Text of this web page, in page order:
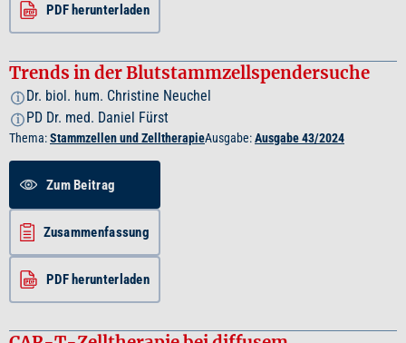
PDF herunterladen
Trends in der Blutstammzellspendersuche
i Dr. biol. hum. Christine Neuchel
i PD Dr. med. Daniel Fürst
Thema:Stammzellen und ZelltherapieAusgabe:Ausgabe 43/2024
Zum Beitrag
Zusammenfassung
PDF herunterladen